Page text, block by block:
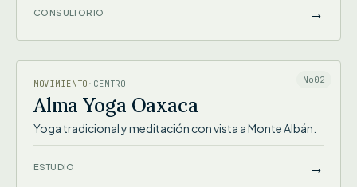
CONSULTORIO →
ALMA YOGA OAXACA
No02
MOVIMIENTO · CENTRO
Alma Yoga Oaxaca
Yoga tradicional y meditación con vista a Monte Albán.
ESTUDIO →